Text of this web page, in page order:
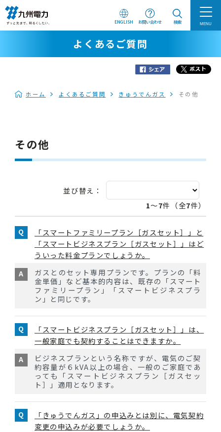
ENGLISH お問い合わせ 検索 MENU
よくあるご質問
ホーム よくあるご質問 きゅうでんガス その他
その他
並び替え：
1～7件（全7件）
「スマートファミリープラン［ガスセット］」と
「スマートビジネスプラン［ガスセット］」はど
ういった料金プランでしょうか。
ガスとのセット専用プランです。プランの「料
金単価」など基本的内容は、既存の「スマート
ファミリープラン」「スマートビジネスプラ
ン」と同じです。
「スマートビジネスプラン［ガスセット］」は、
一般家庭でも契約することはできますか。
ビジネスプランという名称ですが、電気のご契
約容量が６kVA以上の場合、一般のご家庭であ
っても「スマートビジネスプラン［ガスセッ
ト］」適用となります。
「きゅうでんガス」の申込みとは別に、電気契約
変更の申込みが必要でしょうか。